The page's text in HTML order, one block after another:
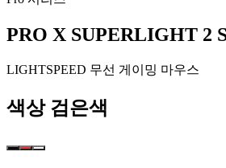
PRO X SUPERLIGHT 2
LIGHTSPEED 무선 게이밍 마우스
색상 검은색